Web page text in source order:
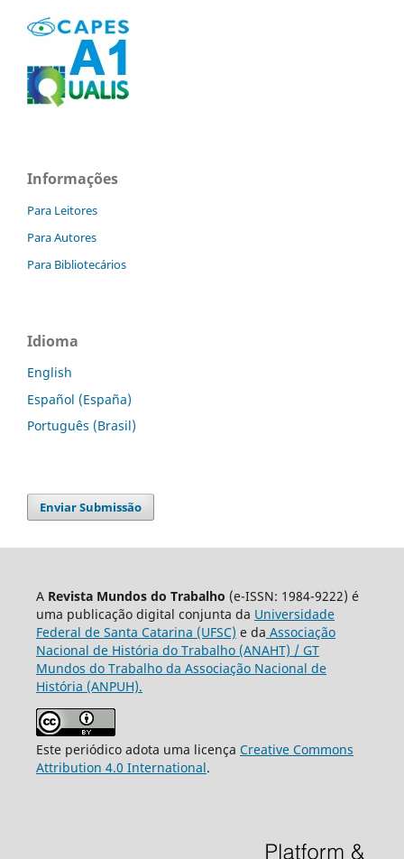
Informações
Para Leitores
Para Autores
Para Bibliotecários
Idioma
English
Español (España)
Português (Brasil)
Enviar Submissão
A Revista Mundos do Trabalho (e-ISSN: 1984-9222) é
uma publicação digital conjunta da Universidade
Federal de Santa Catarina (UFSC) e da Associação
Nacional de História do Trabalho (ANAHT) / GT
Mundos do Trabalho da Associação Nacional de
História (ANPUH).
Este periódico adota uma licença Creative Commons
Attribution 4.0 International.